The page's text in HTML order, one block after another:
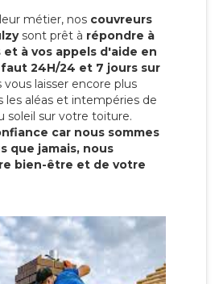
métier, nos couvreurs
sont prêt à répondre à
et à vos appels d'aide en
24H/24 et 7 jours sur
vous laisser encore plus
les aléas et intempéries de
soleil sur votre toiture.
car nous sommes
que jamais, nous
bien-être et de votre